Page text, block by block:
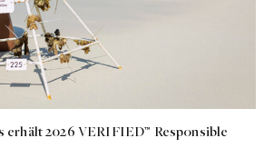
erhält 2026 VERIFIED™ Responsible